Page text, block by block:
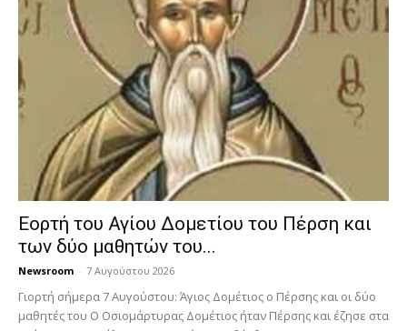
Εορτή του Αγίου Δομετίου του Πέρση και
των δύο μαθητών του...
Newsroom - 7 Αυγούστου 2026
Γιορτή σήμερα 7 Αυγούστου: Άγιος Δομέτιος ο Πέρσης και οι δύο
μαθητές του Ο Oσιομάρτυρας Δομέτιος ήταν Πέρσης και έζησε στα